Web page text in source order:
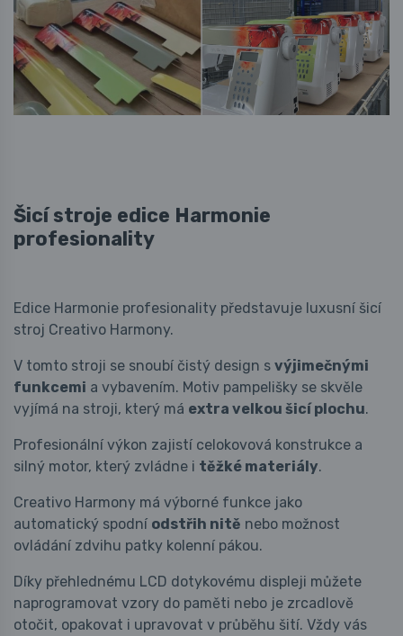
Šicí stroje edice Harmonie
profesionality
Edice Harmonie profesionality představuje luxusní šicí
stroj Creativo Harmony.
V tomto stroji se snoubí čistý design s výjimečnými
funkcemi a vybavením. Motiv pampelišky se skvěle
vyjímá na stroji, který má extra velkou šicí plochu.
Profesionální výkon zajistí celokovová konstrukce a
silný motor, který zvládne i těžké materiály.
Creativo Harmony má výborné funkce jako
automatický spodní odstřih nitě nebo možnost
ovládání zdvihu patky kolenní pákou.
Díky přehlednému LCD dotykovému displeji můžete
naprogramovat vzory do paměti nebo je zrcadlově
otočit, opakovat i upravovat v průběhu šití. Vždy vás